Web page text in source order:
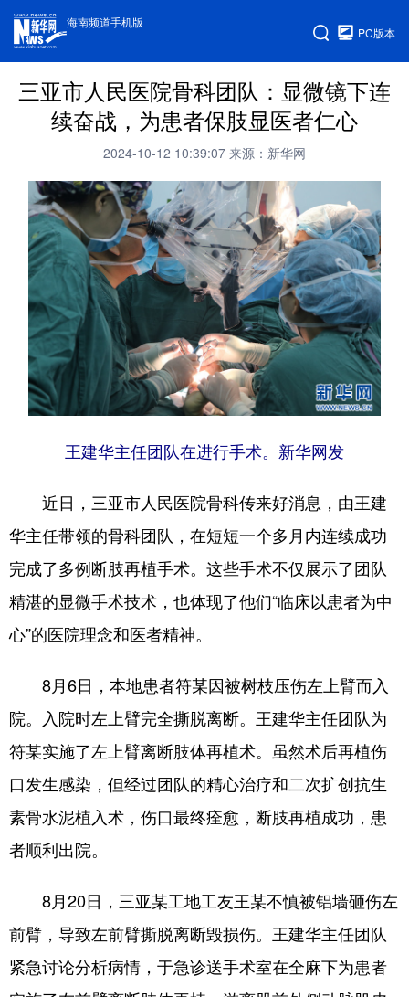
海南频道手机版
PC版本
三亚市人民医院骨科团队：显微镜下连
续奋战，为患者保肢显医者仁心
2024-10-12 10:39:07 来源：新华网
王建华主任团队在进行手术。新华网发
近日，三亚市人民医院骨科传来好消息，由王建
华主任带领的骨科团队，在短短一个多月内连续成功
完成了多例断肢再植手术。这些手术不仅展示了团队
精湛的显微手术技术，也体现了他们“临床以患者为中
心”的医院理念和医者精神。
8月6日，本地患者符某因被树枝压伤左上臂而入
院。入院时左上臂完全撕脱离断。王建华主任团队为
符某实施了左上臂离断肢体再植术。虽然术后再植伤
口发生感染，但经过团队的精心治疗和二次扩创抗生
素骨水泥植入术，伤口最终痊愈，断肢再植成功，患
者顺利出院。
8月20日，三亚某工地工友王某不慎被铝墙砸伤左
前臂，导致左前臂撕脱离断毁损伤。王建华主任团队
紧急讨论分析病情，于急诊送手术室在全麻下为患者